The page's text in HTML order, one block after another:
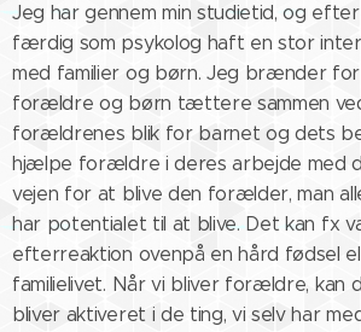
Jeg har gennem min studietid, og
færdig som psykolog haft en stor
med familier og børn. Jeg brænder
forældre og børn tættere sammen
forældrenes blik for barnet og dets
hjælpe forældre i deres arbejde med
vejen for at blive den forælder, man
har potentialet til at blive. Det kan fx
efterreaktion ovenpå en hård fødsel
familielivet. Når vi bliver forældre, kan
bliver aktiveret i de ting, vi selv har